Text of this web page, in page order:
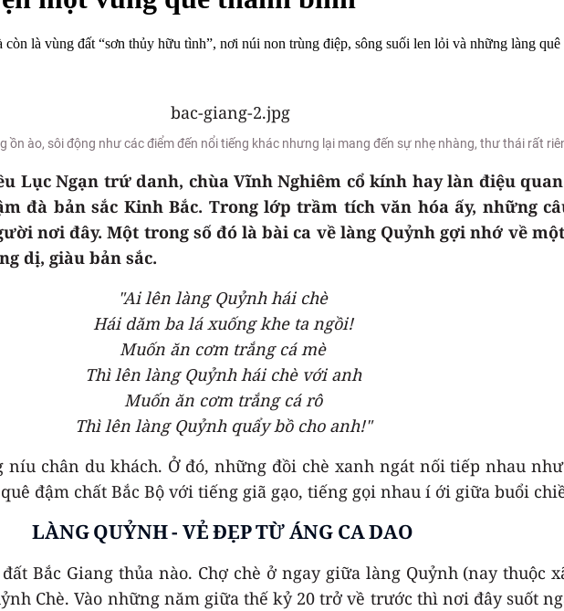
là vùng đất “sơn thủy hữu tình”, nơi núi non trùng điệp, sông suối len lỏi và những làng
ồn ào, sôi động như các điểm đến nổi tiếng khác nhưng lại mang đến sự nhẹ nhàng, thư thái rất
Lục Ngạn trứ danh, chùa Vĩnh Nghiêm cổ kính hay làn điệu
đà bản sắc Kinh Bắc. Trong lớp trầm tích văn hóa ấy, những
nơi đây. Một trong số đó là bài ca về làng Quỷnh gợi nhớ về
dị, giàu bản sắc.
"Ai lên làng Quỷnh hái chè
Hái dăm ba lá xuống khe ta ngồi!
Muốn ăn cơm trắng cá mè
Thì lên làng Quỷnh hái chè với anh
Muốn ăn cơm trắng cá rô
Thì lên làng Quỷnh quẩy bồ cho anh!"
chân du khách. Ở đó, những đồi chè xanh ngát nối tiếp nhau
đậm chất Bắc Bộ với tiếng giã gạo, tiếng gọi nhau í ới giữa buổi
LÀNG QUỶNH - VẺ ĐẸP TỪ ÁNG CA DAO
Bắc Giang thủa nào. Chợ chè ở ngay giữa làng Quỷnh (nay thuộc
Chè. Vào những năm giữa thế kỷ 20 trở về trước thì nơi đây suốt